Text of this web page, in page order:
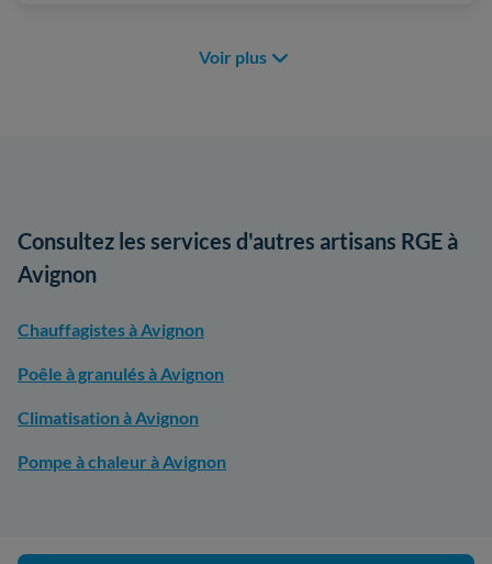
Voir plus
Consultez les services d'autres artisans RGE à
Avignon
Chauffagistes à Avignon
Poêle à granulés à Avignon
Climatisation à Avignon
Pompe à chaleur à Avignon